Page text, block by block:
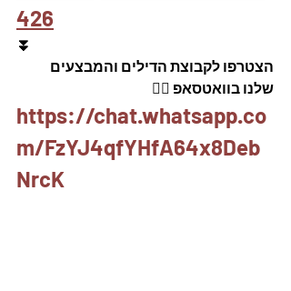
426
⏬
הצטרפו לקבוצת הדילים והמבצעים
שלנו בוואטסאפ 👇🏽
https://chat.whatsapp.co
m/FzYJ4qfYHfA64x8Deb
NrcK